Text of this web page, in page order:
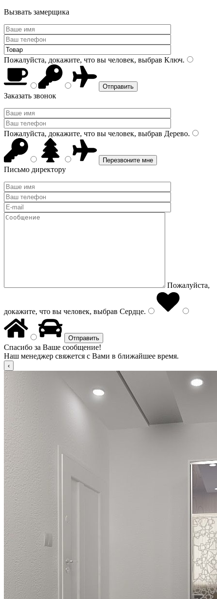
Вызвать замерщика
Пожалуйста, докажите, что вы человек, выбрав Ключ.
Заказать звонок
Пожалуйста, докажите, что вы человек, выбрав Дерево.
Письмо директору
Пожалуйста,
докажите, что вы человек, выбрав Сердце.
Спасибо за Ваше сообщение!
Наш менеджер свяжется с Вами в ближайшее время.